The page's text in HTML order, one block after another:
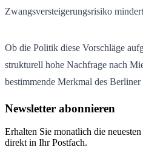
Zwangsversteigerungsrisiko
Ob die Politik diese Vorschläge
strukturell hohe Nachfrage nach
bestimmende Merkmal des Berliner
Newsletter abonnieren
Erhalten Sie monatlich die
direkt in Ihr Postfach.